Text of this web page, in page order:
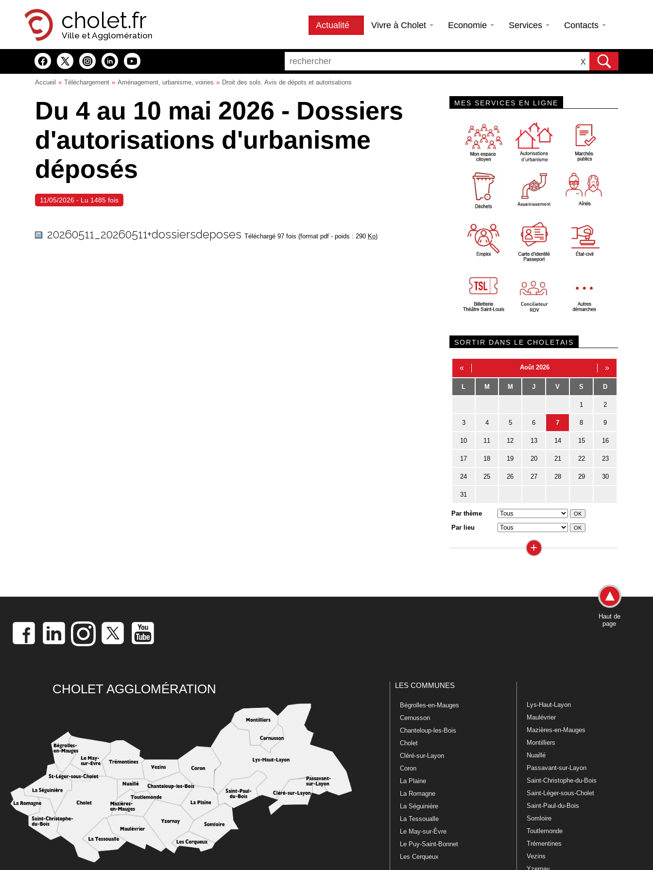
cholet.fr
Ville et Agglomération
Actualité Vivre à Cholet Economie Services Contacts
X
Accueil Téléchargement Aménagement, urbanisme, voiries Droit des sols. Avis de dépots et autorisations
Du 4 au 10 mai 2026 - Dossiers
d'autorisations d'urbanisme
déposés
11/05/2026 - Lu 1485 fois
20260511_20260511+dossiersdeposes Téléchargé 97 fois (format pdf - poids : 290 Ko)
MES SERVICES EN LIGNE
SORTIR DANS LE CHOLETAIS
« Août 2026 »
L M M J V S D
1 2
3 4 5 6 7 8 9
10 11 12 13 14 15 16
17 18 19 20 21 22 23
24 25 26 27 28 29 30
31
Par thème
Par lieu
+
Haut de
page
CHOLET AGGLOMÉRATION LES COMMUNES
Bégrolles-en-Mauges
Cernusson
Chanteloup-les-Bois
Cholet
Cléré-sur-Layon
Coron
La Plaine
La Romagne
La Séguinière
La Tessoualle
Le May-sur-Èvre
Le Puy-Saint-Bonnet
Les Cerqueux
Lys-Haut-Layon
Maulévrier
Mazières-en-Mauges
Montilliers
Nuaillé
Passavant-sur-Layon
Saint-Christophe-du-Bois
Saint-Léger-sous-Cholet
Saint-Paul-du-Bois
Somloire
Toutlemonde
Trémentines
Vezins